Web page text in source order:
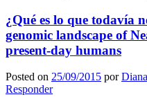
¿Qué es lo que todavía
genomic landscape of
present-day humans
Posted on 25/09/2015 por
Responder